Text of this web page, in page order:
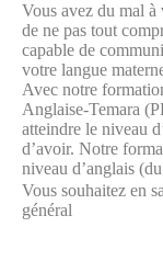
Vous avez du mal à
de ne pas tout
capable de
votre langue
Avec notre
Anglaise-Temara
atteindre le niveau
d’avoir. Notre
niveau d’anglais
Vous souhaitez en
général